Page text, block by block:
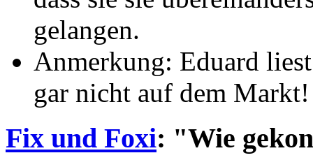
gelangen.
Anmerkung: Eduard
gar nicht auf dem Markt!
Fix und Foxi: "Wie